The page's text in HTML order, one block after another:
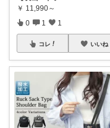
￥ 11,990～
0 1 1
コレ いいね